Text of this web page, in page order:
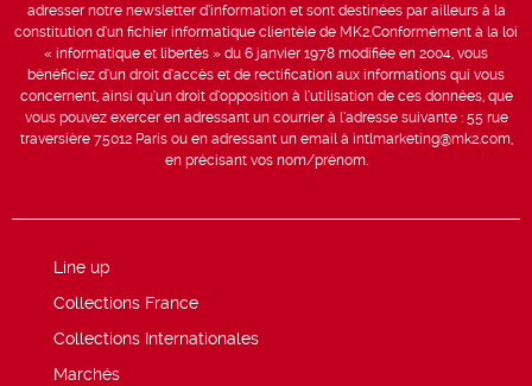
adresser notre newsletter d’information et sont destinées par ailleurs à la
constitution d’un fichier informatique clientèle de MK2.Conformément à la loi
« informatique et libertés » du 6 janvier 1978 modifiée en 2004, vous
bénéficiez d’un droit d’accès et de rectification aux informations qui vous
concernent, ainsi qu’un droit d’opposition à l’utilisation de ces données, que
vous pouvez exercer en adressant un courrier à l’adresse suivante : 55 rue
traversière 75012 Paris ou en adressant un email à intlmarketing@mk2.com,
en précisant vos nom/prénom.
Line up
Collections France
Collections Internationales
Marchés